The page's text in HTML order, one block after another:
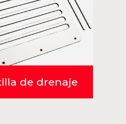
de drenaje